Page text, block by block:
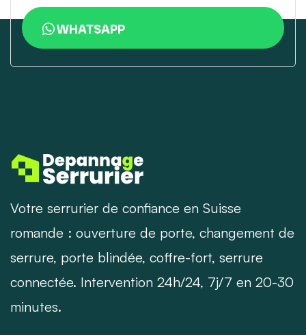
WHATSAPP
Votre serrurier de confiance en Suisse
romande : ouverture de porte, changement de
serrure, porte blindée, coffre-fort, serrure
connectée. Intervention 24h/24, 7j/7 en 20-30
minutes.